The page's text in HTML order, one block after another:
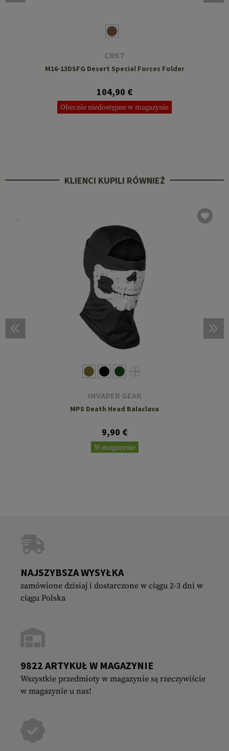
CRKT
M16-13DSFG Desert Special Forces Folder
104,90 €
Obecnie niedostępne w magazynie
KLIENCI KUPILI RÓWNIEŻ
INVADER GEAR
MPS Death Head Balaclava
9,90 €
W magazynie
NAJSZYBSZA WYSYŁKA
zamówione dzisiaj i dostarczone w ciągu 2-3 dni w
ciągu Polska
9822 ARTYKUŁ W MAGAZYNIE
Wszystkie przedmioty w magazynie są rzeczywiście
w magazynie u nas!